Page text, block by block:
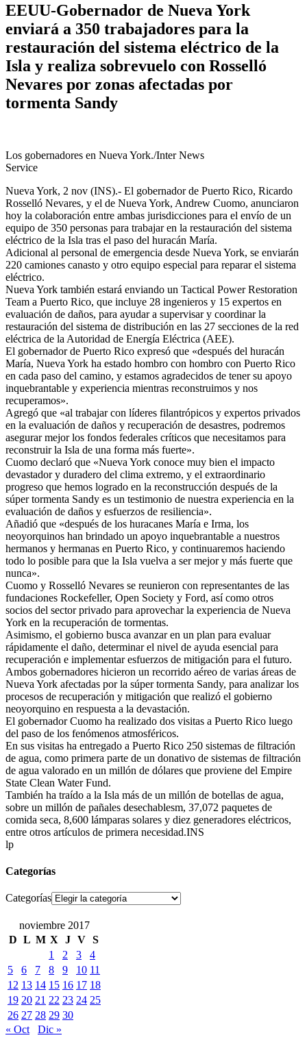
EEUU-Gobernador de Nueva York
enviará a 350 trabajadores para la
restauración del sistema eléctrico de la
Isla y realiza sobrevuelo con Rosselló
Nevares por zonas afectadas por
tormenta Sandy
Los gobernadores en Nueva York./Inter News
Service
Nueva York, 2 nov (INS).- El gobernador de Puerto Rico, Ricardo
Rosselló Nevares, y el de Nueva York, Andrew Cuomo, anunciaron
hoy la colaboración entre ambas jurisdicciones para el envío de un
equipo de 350 personas para trabajar en la restauración del sistema
eléctrico de la Isla tras el paso del huracán María.
Adicional al personal de emergencia desde Nueva York, se enviarán
220 camiones canasto y otro equipo especial para reparar el sistema
eléctrico.
Nueva York también estará enviando un Tactical Power Restoration
Team a Puerto Rico, que incluye 28 ingenieros y 15 expertos en
evaluación de daños, para ayudar a supervisar y coordinar la
restauración del sistema de distribución en las 27 secciones de la red
eléctrica de la Autoridad de Energía Eléctrica (AEE).
El gobernador de Puerto Rico expresó que «después del huracán
María, Nueva York ha estado hombro con hombro con Puerto Rico
en cada paso del camino, y estamos agradecidos de tener su apoyo
inquebrantable y experiencia mientras reconstruimos y nos
recuperamos».
Agregó que «al trabajar con líderes filantrópicos y expertos privados
en la evaluación de daños y recuperación de desastres, podremos
asegurar mejor los fondos federales críticos que necesitamos para
reconstruir la Isla de una forma más fuerte».
Cuomo declaró que «Nueva York conoce muy bien el impacto
devastador y duradero del clima extremo, y el extraordinario
progreso que hemos logrado en la reconstrucción después de la
súper tormenta Sandy es un testimonio de nuestra experiencia en la
evaluación de daños y esfuerzos de resiliencia».
Añadió que «después de los huracanes María e Irma, los
neoyorquinos han brindado un apoyo inquebrantable a nuestros
hermanos y hermanas en Puerto Rico, y continuaremos haciendo
todo lo posible para que la Isla vuelva a ser mejor y más fuerte que
nunca».
Cuomo y Rosselló Nevares se reunieron con representantes de las
fundaciones Rockefeller, Open Society y Ford, así como otros
socios del sector privado para aprovechar la experiencia de Nueva
York en la recuperación de tormentas.
Asimismo, el gobierno busca avanzar en un plan para evaluar
rápidamente el daño, determinar el nivel de ayuda esencial para
recuperación e implementar esfuerzos de mitigación para el futuro.
Ambos gobernadores hicieron un recorrido aéreo de varias áreas de
Nueva York afectadas por la súper tormenta Sandy, para analizar los
procesos de recuperación y mitigación que realizó el gobierno
neoyorquino en respuesta a la devastación.
El gobernador Cuomo ha realizado dos visitas a Puerto Rico luego
del paso de los fenómenos atmosféricos.
En sus visitas ha entregado a Puerto Rico 250 sistemas de filtración
de agua, como primera parte de un donativo de sistemas de filtración
de agua valorado en un millón de dólares que proviene del Empire
State Clean Water Fund.
También ha traído a la Isla más de un millón de botellas de agua,
sobre un millón de pañales desechablesm, 37,072 paquetes de
comida seca, 8,600 lámparas solares y diez generadores eléctricos,
entre otros artículos de primera necesidad.INS
lp
Categorías
Categorías
noviembre 2017
D L M X J V S
1
2 3
4
5
6 7 8 9 10 11
12 13 14 15 16 17 18
19 20 21 22 23 24 25
26 27 28 29 30
« Oct
Dic »